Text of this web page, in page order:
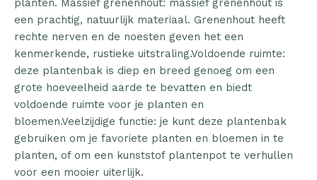
planten. Massief grenenhout: massief grenenhout is
een prachtig, natuurlijk materiaal. Grenenhout heeft
rechte nerven en de noesten geven het een
kenmerkende, rustieke uitstraling.Voldoende ruimte:
deze plantenbak is diep en breed genoeg om een
grote hoeveelheid aarde te bevatten en biedt
voldoende ruimte voor je planten en
bloemen.Veelzijdige functie: je kunt deze plantenbak
gebruiken om je favoriete planten en bloemen in te
planten, of om een kunststof plantenpot te verhullen
voor een mooier uiterlijk.